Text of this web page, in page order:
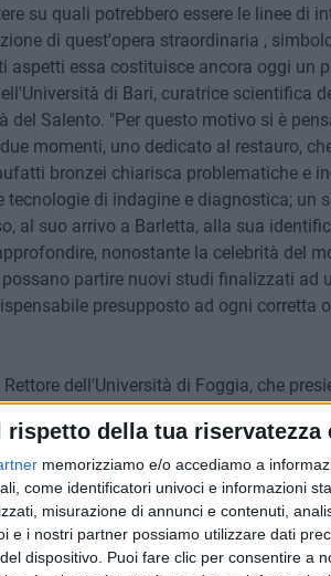
rispetto della tua
memorizziamo e/o accediamo a
come identificatori univoci e informazioni
misurazione di annunci e contenuti,
e i nostri partner possiamo utilizzare dati
dispositivo. Puoi fare clic per consentire a
su quali potrebbero essere le linee di
di quest'opera straordinaria ,
aspetti essa costituisce ancora oggi un
di Bari, curatrice scientifica
del Salento. "Per questo motivo si è
momenti, uno dedicato al restauro,
bronzei chiarisca problematiche e
di indagine e diagnostica; un
al suo arrivo a Barletta, alla sua
nonostante la celebrità del
partire nuovi studi finalizzati ad
presupposto ad ogni corretta
dell'Università di Foggia, che
Il colosso e i suoi enigmi, aveva
con una copia.
convegno di importanza scientifica
"Eraclio è uno dei simboli della
al meglio. Per questo abbiamo
del 7 ottobre prossimo. La